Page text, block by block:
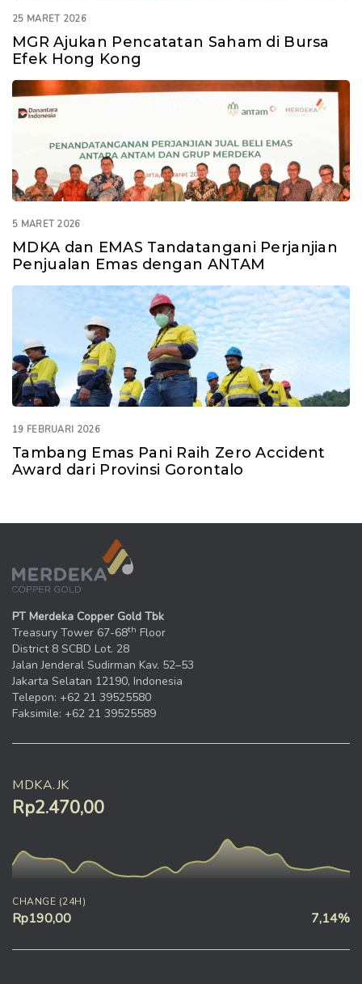
25 MARET 2026
MGR Ajukan Pencatatan Saham di Bursa
Efek Hong Kong
5 MARET 2026
MDKA dan EMAS Tandatangani Perjanjian
Penjualan Emas dengan ANTAM
19 FEBRUARI 2026
Tambang Emas Pani Raih Zero Accident
Award dari Provinsi Gorontalo
PT Merdeka Copper Gold Tbk
Treasury Tower 67-68th Floor
District 8 SCBD Lot. 28
Jalan Jenderal Sudirman Kav. 52–53
Jakarta Selatan 12190, Indonesia
Telepon: +62 21 39525580
Faksimile: +62 21 39525589
MDKA.JK
Rp2.470,00
CHANGE (24H)
Rp190,00 7,14%